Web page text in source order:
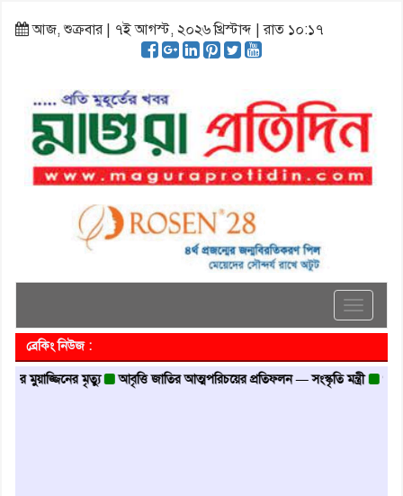
আজ, শুক্রবার | ৭ই আগস্ট, ২০২৬ খ্রিস্টাব্দ | রাত ১০:১৭
Toggle
ব্রেকিং নিউজ :
মৃত্যু আবৃত্তি জাতির আত্মপরিচয়ের প্রতিফলন — সংস্কৃতি মন্ত্রী গৃহায়ন ও গণপূর্ত